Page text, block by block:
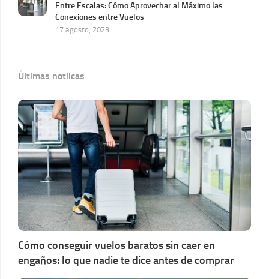
Entre Escalas: Cómo Aprovechar al Máximo las
Conexiones entre Vuelos
17 agosto, 2023
Últimas notiicas
Cómo conseguir vuelos baratos sin caer en
engaños: lo que nadie te dice antes de comprar